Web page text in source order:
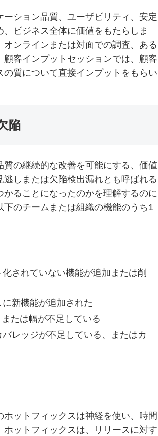
ション品質、ユーザビリティ、安定
ビジネス全体に価値をもたらしま
ンラインまたは対面での調査、ある
客インプットセッションでは、顧客
質について直接インプットをもらい
陥
の継続的な改善を可能にする、価値
しまたは欠陥検出漏れとも呼ばれる
ることになったのかを理解するのに
のチームまたは組織の機能のうち1
されていない機能が追加または削
新機能が追加された
たは幅が不足している
レッジが不足している、またはカ
ットフィックスは神経を使い、時間
ットフィックスは、リリースに対す